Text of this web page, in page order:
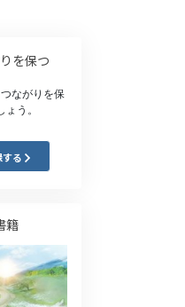
ン
を保つ
ながりを保
ょう。
る
籍